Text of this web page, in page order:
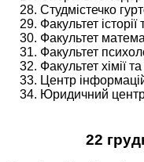
Студмістечко
Факультет
Факультет
Факультет
Факультет хімії
Центр
Юридичний
22